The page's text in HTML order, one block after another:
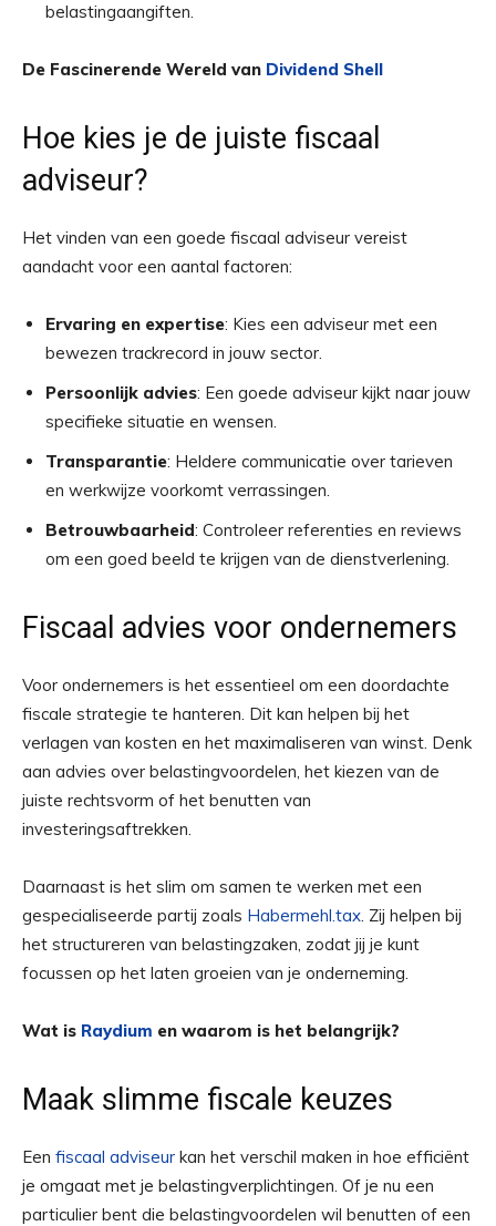
belastingaangiften.
De Fascinerende Wereld van Dividend Shell
Hoe kies je de juiste fiscaal
adviseur?
Het vinden van een goede fiscaal adviseur vereist
aandacht voor een aantal factoren:
Ervaring en expertise: Kies een adviseur met een
bewezen trackrecord in jouw sector.
Persoonlijk advies: Een goede adviseur kijkt naar jouw
specifieke situatie en wensen.
Transparantie: Heldere communicatie over tarieven
en werkwijze voorkomt verrassingen.
Betrouwbaarheid: Controleer referenties en reviews
om een goed beeld te krijgen van de dienstverlening.
Fiscaal advies voor ondernemers
Voor ondernemers is het essentieel om een doordachte
fiscale strategie te hanteren. Dit kan helpen bij het
verlagen van kosten en het maximaliseren van winst. Denk
aan advies over belastingvoordelen, het kiezen van de
juiste rechtsvorm of het benutten van
investeringsaftrekken.
Daarnaast is het slim om samen te werken met een
gespecialiseerde partij zoals Habermehl.tax. Zij helpen bij
het structureren van belastingzaken, zodat jij je kunt
focussen op het laten groeien van je onderneming.
Wat is Raydium en waarom is het belangrijk?
Maak slimme fiscale keuzes
Een fiscaal adviseur kan het verschil maken in hoe efficiënt
je omgaat met je belastingverplichtingen. Of je nu een
particulier bent die belastingvoordelen wil benutten of een